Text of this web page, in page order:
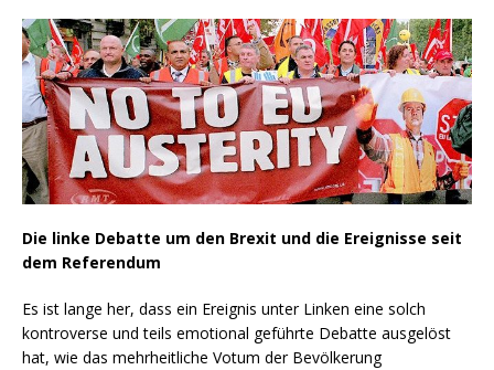
Die linke Debatte um den Brexit und die Ereignisse seit
dem Referendum
Es ist lange her, dass ein Ereignis unter Linken eine solch
kontroverse und teils emotional geführte Debatte ausgelöst
hat, wie das mehrheitliche Votum der Bevölkerung